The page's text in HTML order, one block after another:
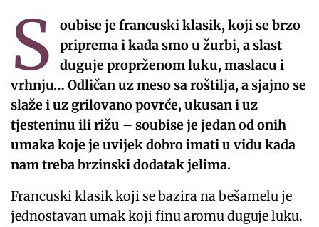
S oubise jefrancuski klasik, koji se brzo
priprema i kada smo u žurbi, a slast
duguje proprženom luku, maslacu i
vrhnju… Odličan uz meso sa roštilja, a sjajno se
slaže i uz grilovano povrće, ukusan i uz
tjesteninu ili rižu – soubise je jedan od onih
umaka koje je uvijek dobro imati u vidu kada
nam treba brzinski dodatak jelima.
Francuski klasik koji se bazira na bešamelu je
jednostavan umak koji finu aromu duguje luku.